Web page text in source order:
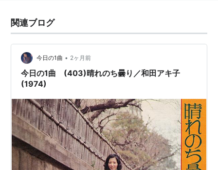
女王気取りな
その倣岸不遜な物言いには拒否反応を示す人が多い。*2
歌手活動全盛期の頃は「R＆Bの女王」と呼ばれたが、
近年CDの売り上げは低迷の一途をたどっている。
NHK紅白歌合戦の常連ではあるが、2005年は「m-flo
lovesAkiko Wada」として初めて白組で出場。
低迷するCDの売り上げ
関連ブログ
今日の1曲 • 2ヶ月前
今日の1曲 (403)晴れのち曇り／和田アキ子
(1974)